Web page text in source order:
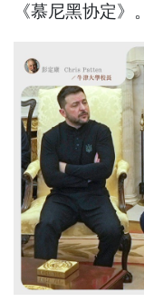
《慕尼黑协定》。